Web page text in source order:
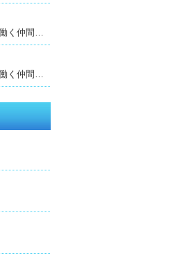
埼玉県 型枠､とび､土工働く仲間募集 寮有
埼玉県 型枠､とび､土工働く仲間募集 寮有